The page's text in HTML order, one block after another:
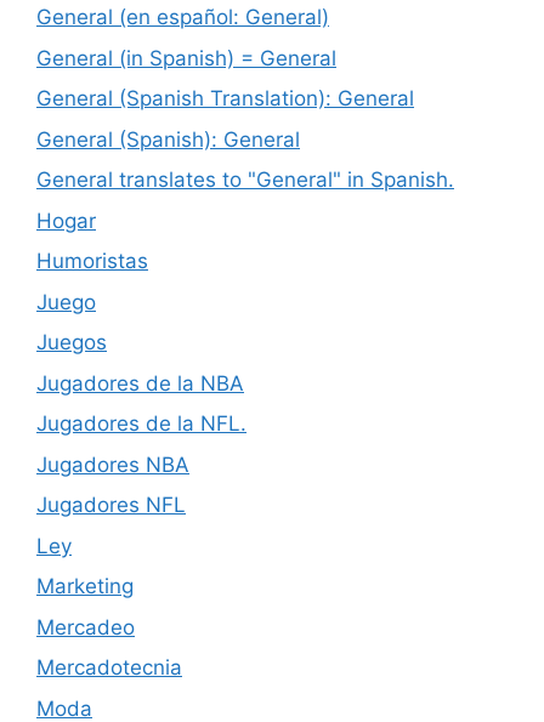
General (en español: General)
General (in Spanish) = General
General (Spanish Translation): General
General (Spanish): General
General translates to "General" in Spanish.
Hogar
Humoristas
Juego
Juegos
Jugadores de la NBA
Jugadores de la NFL.
Jugadores NBA
Jugadores NFL
Ley
Marketing
Mercadeo
Mercadotecnia
Moda